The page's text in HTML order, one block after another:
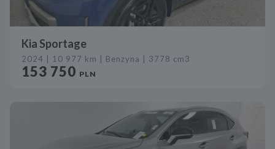
Kia Sportage
2024 | 10 977 km | Benzyna | 3778 cm3
153 750 PLN